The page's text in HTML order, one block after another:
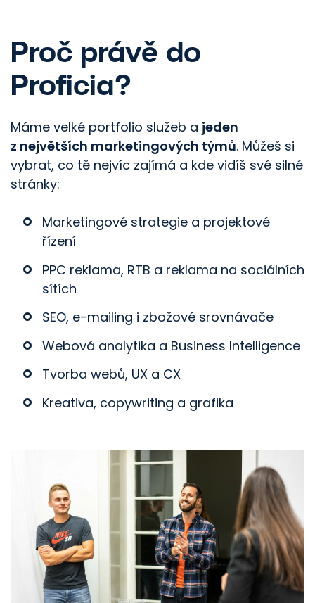
Proč právě do
Proficia?
Máme velké portfolio služeb a jeden
z největších marketingových týmů. Můžeš si
vybrat, co tě nejvíc zajímá a kde vidíš své silné
stránky:
Marketingové strategie a projektové
řízení
PPC reklama, RTB a reklama na sociálních
sítích
SEO, e-mailing i zbožové srovnávače
Webová analytika a Business Intelligence
Tvorba webů, UX a CX
Kreativa, copywriting a grafika